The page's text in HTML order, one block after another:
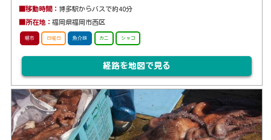
■移動時間：博多駅からバスで約40分
■所在地：福岡県福岡市西区
朝市 日曜日 魚介類 カニ シャコ
経路を地図で見る